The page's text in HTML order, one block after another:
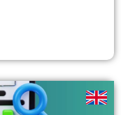
outputs, not the
that screens job